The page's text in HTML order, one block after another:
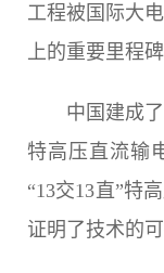
工程被国际大
上的重要里程碑
中国建成
特高压直流输
“13交13直”特
证明了技术的